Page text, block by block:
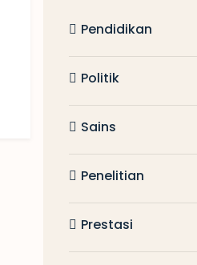
Pendidikan
Politik
Sains
Penelitian
Prestasi